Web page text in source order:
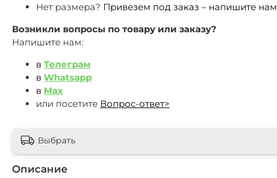
Нет размера? Привезем под заказ – напишите нам
Возникли вопросы по товару или заказу?
Напишите нам:
в Телеграм
в Whatsapp
в Max
или посетите Вопрос-ответ>
Описание
Выбрать